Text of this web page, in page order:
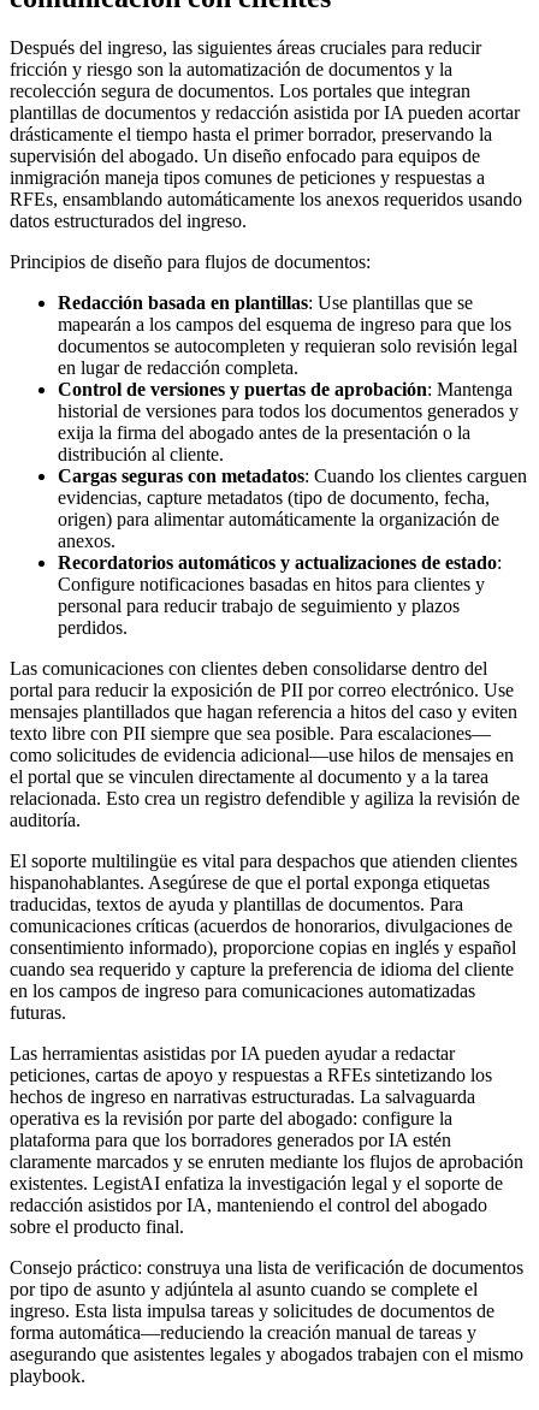
Después del ingreso, las siguientes áreas cruciales para reducir
fricción y riesgo son la automatización de documentos y la
recolección segura de documentos. Los portales que integran
plantillas de documentos y redacción asistida por IA pueden acortar
drásticamente el tiempo hasta el primer borrador, preservando la
supervisión del abogado. Un diseño enfocado para equipos de
inmigración maneja tipos comunes de peticiones y respuestas a
RFEs, ensamblando automáticamente los anexos requeridos usando
datos estructurados del ingreso.
Principios de diseño para flujos de documentos:
Redacción basada en plantillas: Use plantillas que se
mapearán a los campos del esquema de ingreso para que los
documentos se autocompleten y requieran solo revisión legal
en lugar de redacción completa.
Control de versiones y puertas de aprobación: Mantenga
historial de versiones para todos los documentos generados y
exija la firma del abogado antes de la presentación o la
distribución al cliente.
Cargas seguras con metadatos: Cuando los clientes carguen
evidencias, capture metadatos (tipo de documento, fecha,
origen) para alimentar automáticamente la organización de
anexos.
Recordatorios automáticos y actualizaciones de estado:
Configure notificaciones basadas en hitos para clientes y
personal para reducir trabajo de seguimiento y plazos
perdidos.
Las comunicaciones con clientes deben consolidarse dentro del
portal para reducir la exposición de PII por correo electrónico. Use
mensajes plantillados que hagan referencia a hitos del caso y eviten
texto libre con PII siempre que sea posible. Para escalaciones—
como solicitudes de evidencia adicional—use hilos de mensajes en
el portal que se vinculen directamente al documento y a la tarea
relacionada. Esto crea un registro defendible y agiliza la revisión de
auditoría.
El soporte multilingüe es vital para despachos que atienden clientes
hispanohablantes. Asegúrese de que el portal exponga etiquetas
traducidas, textos de ayuda y plantillas de documentos. Para
comunicaciones críticas (acuerdos de honorarios, divulgaciones de
consentimiento informado), proporcione copias en inglés y español
cuando sea requerido y capture la preferencia de idioma del cliente
en los campos de ingreso para comunicaciones automatizadas
futuras.
Las herramientas asistidas por IA pueden ayudar a redactar
peticiones, cartas de apoyo y respuestas a RFEs sintetizando los
hechos de ingreso en narrativas estructuradas. La salvaguarda
operativa es la revisión por parte del abogado: configure la
plataforma para que los borradores generados por IA estén
claramente marcados y se enruten mediante los flujos de aprobación
existentes. LegistAI enfatiza la investigación legal y el soporte de
redacción asistidos por IA, manteniendo el control del abogado
sobre el producto final.
Consejo práctico: construya una lista de verificación de documentos
por tipo de asunto y adjúntela al asunto cuando se complete el
ingreso. Esta lista impulsa tareas y solicitudes de documentos de
forma automática—reduciendo la creación manual de tareas y
asegurando que asistentes legales y abogados trabajen con el mismo
playbook.